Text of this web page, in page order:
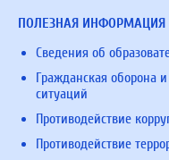
ПОЛЕЗНАЯ ИНФОРМАЦИЯ
Сведения об
Гражданская оборона
ситуаций
Противодействие
Противодействие